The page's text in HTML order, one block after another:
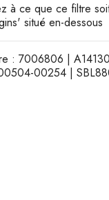
à ce que ce filtre
situé en-dessous
: 7006806 |
00254 |